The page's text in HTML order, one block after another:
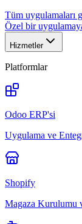
Tüm uygulamaları
Özel bir
Hizmetler
Platformlar
Odoo ERP'si
Uygulama ve
Shopify
Magaza Kurulumu